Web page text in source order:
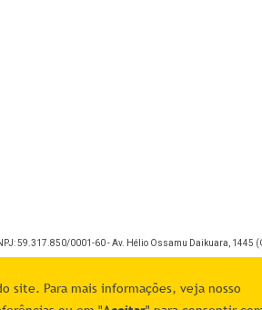
site. Para mais informações, veja nosso
59.317.850/0001-60 - Av. Hélio Ossamu Daikuara,